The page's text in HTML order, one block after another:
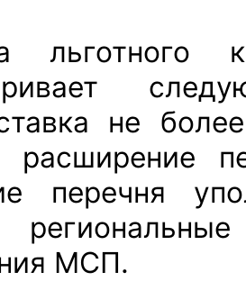
льготного
не
расширение
перечня
МСП.